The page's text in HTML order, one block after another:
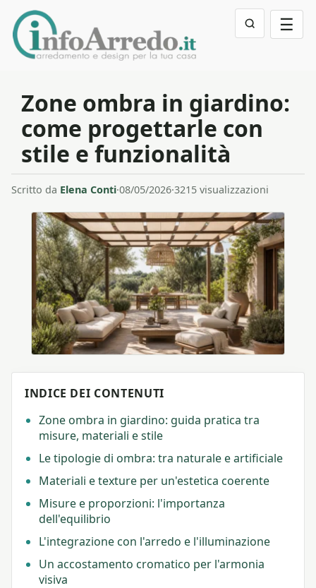
☰
Zone ombra in giardino:
come progettarle con
stile e funzionalità
Scritto da Elena Conti·08/05/2026·3215 visualizzazioni
INDICE DEI CONTENUTI
Zone ombra in giardino: guida pratica tra
misure, materiali e stile
Le tipologie di ombra: tra naturale e artificiale
Materiali e texture per un'estetica coerente
Misure e proporzioni: l'importanza
dell'equilibrio
L'integrazione con l'arredo e l'illuminazione
Un accostamento cromatico per l'armonia
visiva